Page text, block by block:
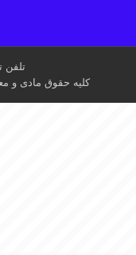
تلفن تماس :
کلیه حقوق مادی و